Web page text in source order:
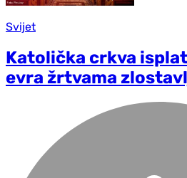
Svijet
Katolička crkva
evra žrtvama